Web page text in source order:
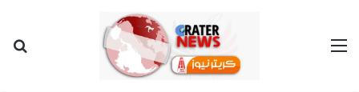
القائمة